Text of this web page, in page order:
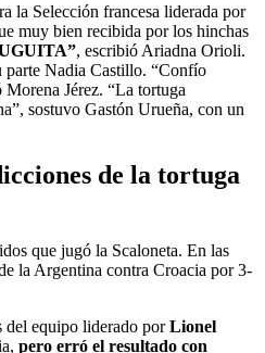
la Selección francesa liderada por
muy bien recibida por los hinchas
, escribió Ariadna Orioli.
parte Nadia Castillo. “Confío
Jérez. “La tortuga
sostuvo Gastón Urueña, con un
de la tortuga
que jugó la Scaloneta. En las
la Argentina contra Croacia por 3-
del equipo liderado porLionel
pero erró el resultado con